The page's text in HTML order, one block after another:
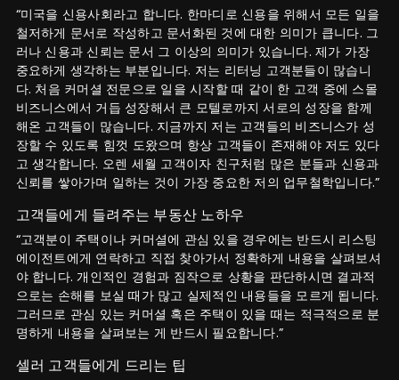
“미국을 신용사회라고 합니다. 한마디로 신용을 위해서 모든 일을
철저하게 문서로 작성하고 문서화된 것에 대한 의미가 큽니다. 그
러나 신용과 신뢰는 문서 그 이상의 의미가 있습니다. 제가 가장
중요하게 생각하는 부분입니다. 저는 리터닝 고객분들이 많습니
다. 처음 커머셜 전문으로 일을 시작할 때 같이 한 고객 중에 스몰
비즈니스에서 거듭 성장해서 큰 모텔로까지 서로의 성장을 함께
해온 고객들이 많습니다. 지금까지 저는 고객들의 비즈니스가 성
장할 수 있도록 힘껏 도왔으며 항상 고객들이 존재해야 저도 있다
고 생각합니다. 오렌 세월 고객이자 친구처럼 많은 분들과 신용과
신뢰를 쌓아가며 일하는 것이 가장 중요한 저의 업무철학입니다.”
고객들에게 들려주는 부동산 노하우
“고객분이 주택이나 커머셜에 관심 있을 경우에는 반드시 리스팅
에이전트에게 연락하고 직접 찾아가서 정확하게 내용을 살펴보셔
야 합니다. 개인적인 경험과 짐작으로 상황을 판단하시면 결과적
으로는 손해를 보실 때가 많고 실제적인 내용들을 모르게 됩니다.
그러므로 관심 있는 커머셜 혹은 주택이 있을 때는 적극적으로 분
명하게 내용을 살펴보는 게 반드시 필요합니다.”
셀러 고객들에게 드리는 팁